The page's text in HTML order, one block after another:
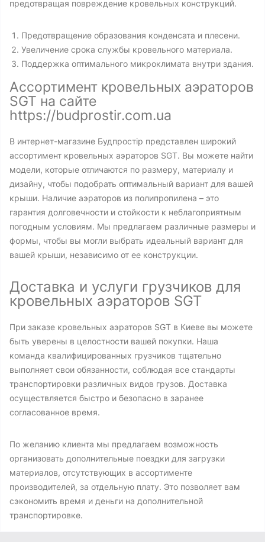
предотвращая повреждение кровельных конструкций.
Предотвращение образования конденсата и плесени.
Увеличение срока службы кровельного материала.
Поддержка оптимального микроклимата внутри здания.
Ассортимент кровельных аэраторов
SGT на сайте
https://budprostir.com.ua
В интернет-магазине Будпростір представлен широкий
ассортимент кровельных аэраторов SGT. Вы можете найти
модели, которые отличаются по размеру, материалу и
дизайну, чтобы подобрать оптимальный вариант для вашей
крыши. Наличие аэраторов из полипропилена – это
гарантия долговечности и стойкости к неблагоприятным
погодным условиям. Мы предлагаем различные размеры и
формы, чтобы вы могли выбрать идеальный вариант для
вашей крыши, независимо от ее конструкции.
Доставка и услуги грузчиков для
кровельных аэраторов SGT
При заказе кровельных аэраторов SGT в Киеве вы можете
быть уверены в целостности вашей покупки. Наша
команда квалифицированных грузчиков тщательно
выполняет свои обязанности, соблюдая все стандарты
транспортировки различных видов грузов. Доставка
осуществляется быстро и безопасно в заранее
согласованное время.
По желанию клиента мы предлагаем возможность
организовать дополнительные поездки для загрузки
материалов, отсутствующих в ассортименте
производителей, за отдельную плату. Это позволяет вам
сэкономить время и деньги на дополнительной
транспортировке.